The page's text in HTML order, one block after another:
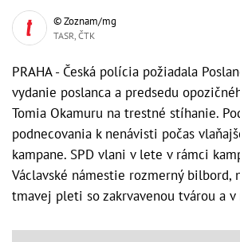
© Zoznam/mg
TASR, ČTK
PRAHA - Česká polícia požiadala
vydanie poslanca a predsedu
Tomia Okamuru na trestné stíhanie.
podnecovania k nenávisti počas
kampane. SPD vlani v lete v rámci
Václavské námestie rozmerný bilbord,
tmavej pleti so zakrvavenou tvárou a v